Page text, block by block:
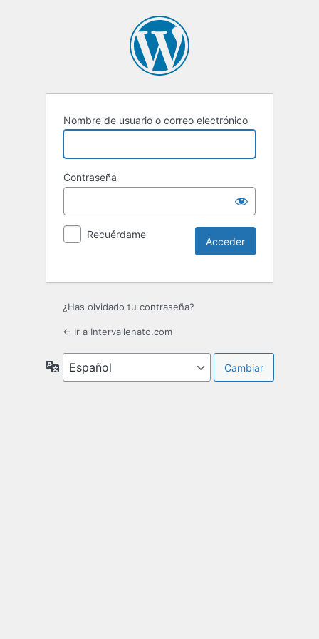
Nombre de usuario o correo electrónico
Contraseña
Recuérdame
¿Has olvidado tu contraseña?
← Ir a Intervallenato.com
Idioma